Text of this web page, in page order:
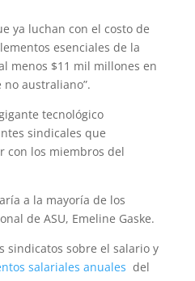
ya luchan con el costo de
esenciales de la
menos $11 mil millones en
australiano”.
tecnológico
sindicales que
con los miembros del
a la mayoría de los
de ASU, Emeline Gaske.
sindicatos sobre el salario y
salariales anuales del